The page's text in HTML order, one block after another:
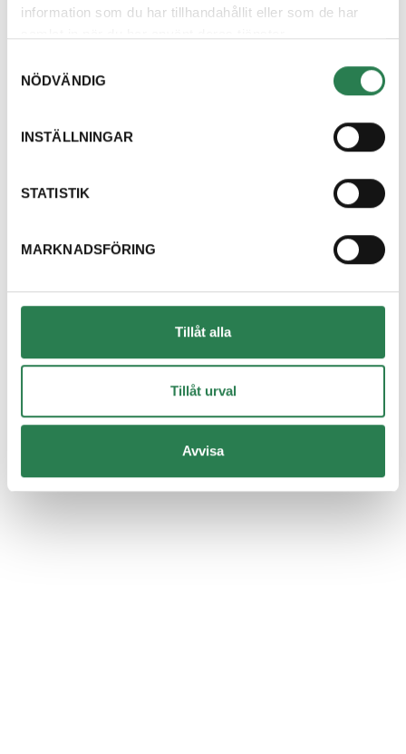
information som du har tillhandahållit eller som de har
NÖDVÄNDIG
INSTÄLLNINGAR
STATISTIK
MARKNADSFÖRING
Tillåt alla
Tillåt urval
Avvisa
Sorteringsguiden